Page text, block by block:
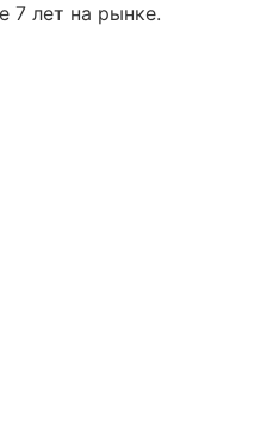
7 лет на рынке.